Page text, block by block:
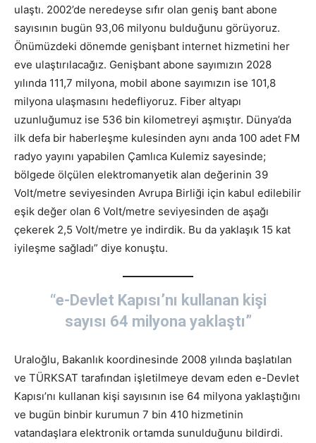
ulaştı. 2002’de neredeyse sıfır olan geniş bant abone
sayısının bugün 93,06 milyonu bulduğunu görüyoruz.
Önümüzdeki dönemde genişbant internet hizmetini her
eve ulaştırılacağız. Genişbant abone sayımızın 2028
yılında 111,7 milyona, mobil abone sayımızın ise 101,8
milyona ulaşmasını hedefliyoruz. Fiber altyapı
uzunluğumuz ise 536 bin kilometreyi aşmıştır. Dünya’da
ilk defa bir haberleşme kulesinden aynı anda 100 adet FM
radyo yayını yapabilen Çamlıca Kulemiz sayesinde;
bölgede ölçülen elektromanyetik alan değerinin 39
Volt/metre seviyesinden Avrupa Birliği için kabul edilebilir
eşik değer olan 6 Volt/metre seviyesinden de aşağı
çekerek 2,5 Volt/metre ye indirdik. Bu da yaklaşık 15 kat
iyileşme sağladı” diye konuştu.
“e-Devlet Kapısı’nı kullanan kişi
sayısı 64 milyona yaklaştı”
Uraloğlu, Bakanlık koordinesinde 2008 yılında başlatılan
ve TÜRKSAT tarafından işletilmeye devam eden e-Devlet
Kapısı’nı kullanan kişi sayısının ise 64 milyona yaklaştığını
ve bugün binbir kurumun 7 bin 410 hizmetinin
vatandaşlara elektronik ortamda sunulduğunu bildirdi.